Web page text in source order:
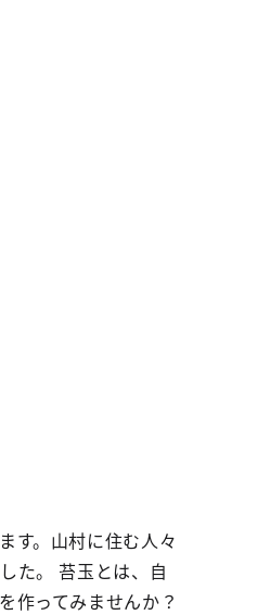
す。山村に住む人々
た。 苔玉とは、自
作ってみませんか？